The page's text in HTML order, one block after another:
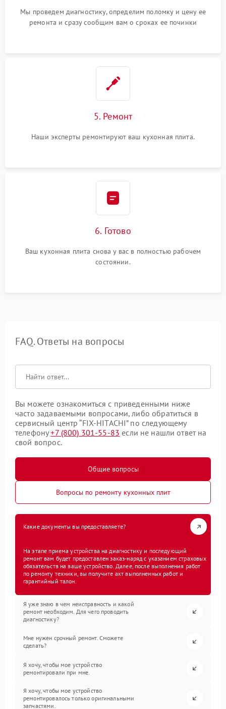
Мы проведем диагностику, определим поломку и цену ее
ремонта и сразу сообщим вам о сроках ее починки
5. Ремонт
Наши эксперты ремонтируют ваш кухонная плита.
6. Готово
Ваш кухонная плита снова у вас в полностью рабочем
состоянии.
FAQ. Ответы на вопросы
Вы можете ознакомиться с приведенными ниже
часто задаваемыми вопросами, либо обратиться в
сервисный центр “FIX-HITACHI” по следующему
телефону+7 (800) 301-55-83 если не нашли ответ на
свой вопрос.
Общие вопросы
Вопросы по ремонту кухонных плит
Какие документы вы предоставляете?
На этапе приема устройства на диагностику и последующий
ремонт вам будет предоставлен заказ-наряд с указанием страховых
обязательств на ваше устройство. Далее, после выполнения работ
по ремонту техники, вы получите акт выполненных работ и
гарантийный талон.
Я уже знаю в чем неисправность и какой
ремонт необходим. Для чего проводить
диагностику?
Мне нужен срочный ремонт. Сможете
сделать?
Я хочу, чтобы мое устройство
ремонтировали при мне.
Я хочу, чтобы мое устройство
ремонтировалось только оригинальными
запчастями.